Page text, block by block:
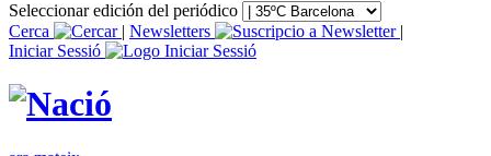
Seleccionar edición del periódico
Cerca
| Newsletters
|
Iniciar Sessió